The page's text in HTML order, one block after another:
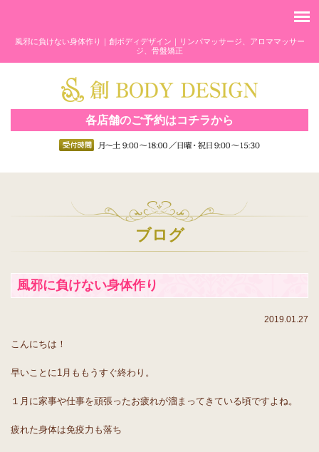
風邪に負けない身体作り｜創ボディデザイン｜リンパマッサージ、アロママッサー
ジ、骨盤矯正
各店舗のご予約はコチラから
ブログ
風邪に負けない身体作り
2019.01.27
こんにちは！
早いことに1月ももうすぐ終わり。
１月に家事や仕事を頑張ったお疲れが溜まってきている頃ですよね。
疲れた身体は免疫力も落ち